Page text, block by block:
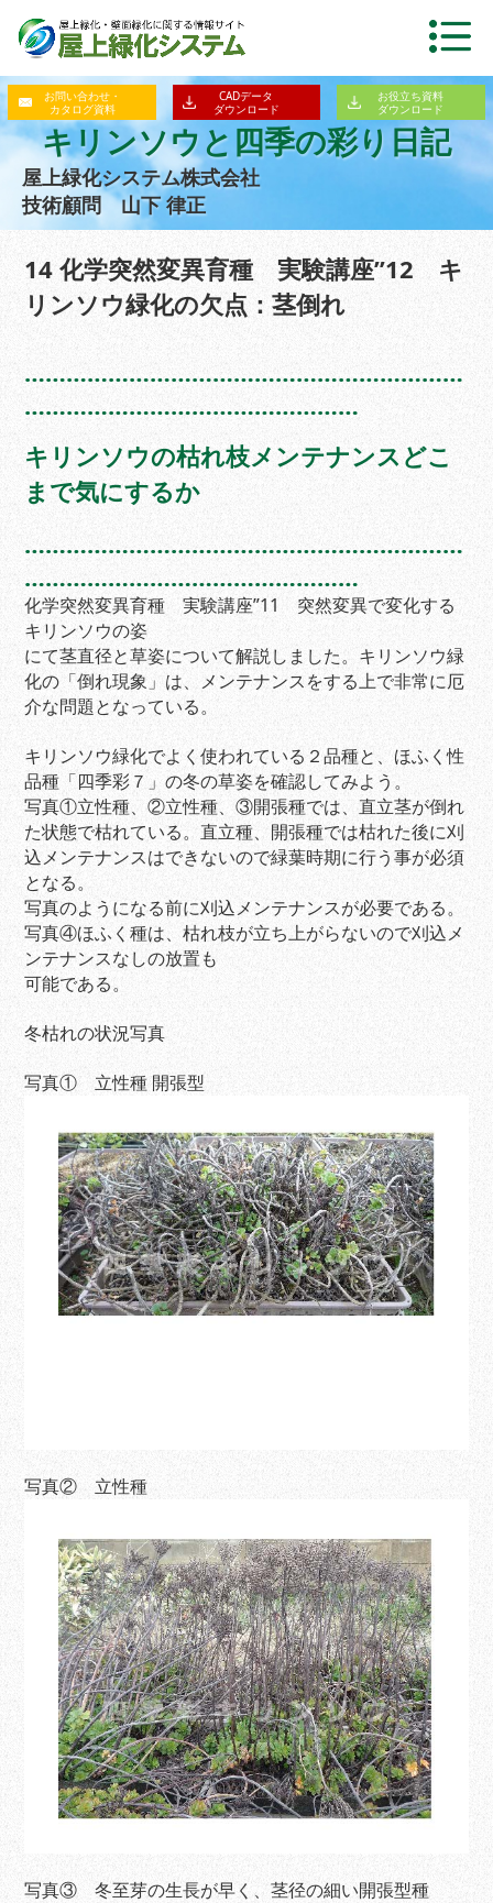
お問い合わせ・
カタログ資料
CADデータ
ダウンロード
お役立ち資料
ダウンロード
キリンソウと四季の彩り日記
屋上緑化システム株式会社
技術顧問 山下 律正
14 化学突然変異育種 実験講座”12 キ
リンソウ緑化の欠点：茎倒れ
………………………………………………………
…………………………………………
キリンソウの枯れ枝メンテナンスどこ
まで気にするか
………………………………………………………
…………………………………………
化学突然変異育種 実験講座”11 突然変異で変化する
キリンソウの姿
にて茎直径と草姿について解説しました。キリンソウ緑
化の「倒れ現象」は、メンテナンスをする上で非常に厄
介な問題となっている。
キリンソウ緑化でよく使われている２品種と、ほふく性
品種「四季彩７」の冬の草姿を確認してみよう。
写真①立性種、②立性種、③開張種では、直立茎が倒れ
た状態で枯れている。直立種、開張種では枯れた後に刈
込メンテナンスはできないので緑葉時期に行う事が必須
となる。
写真のようになる前に刈込メンテナンスが必要である。
写真④ほふく種は、枯れ枝が立ち上がらないので刈込メ
ンテナンスなしの放置も
可能である。
冬枯れの状況写真
写真① 立性種 開張型
写真② 立性種
写真③ 冬至芽の生長が早く、茎径の細い開張型種